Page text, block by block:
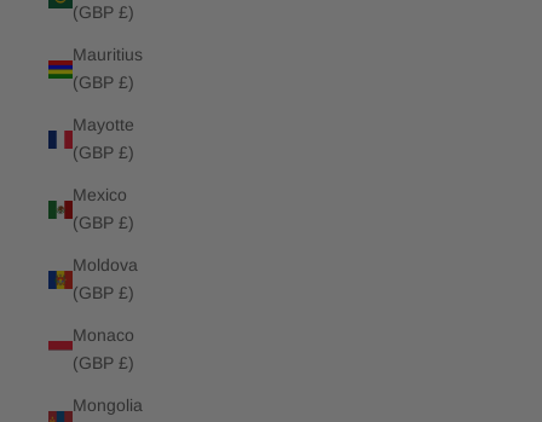
(GBP £)
Mauritius
(GBP £)
Mayotte
(GBP £)
Mexico
(GBP £)
Moldova
(GBP £)
Monaco
(GBP £)
Mongolia